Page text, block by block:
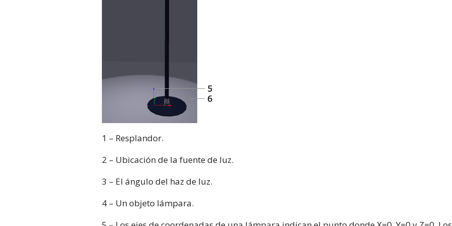
1 – Resplandor.
2 – Ubicación de la fuente de luz.
3 – El ángulo del haz de luz.
4 – Un objeto lámpara.